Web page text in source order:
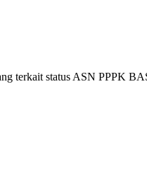
terkait status ASN PPPK